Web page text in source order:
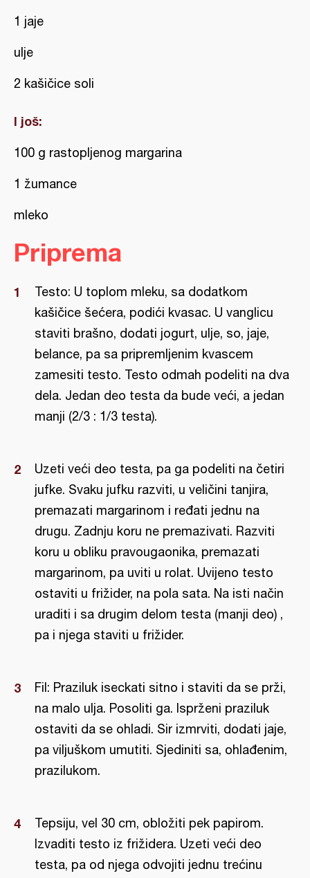
1 jaje
ulje
2 kašičice soli
I još:
100 g rastopljenog margarina
1 žumance
mleko
Priprema
Testo: U toplom mleku, sa dodatkom
kašičice šećera, podići kvasac. U vanglicu
staviti brašno, dodati jogurt, ulje, so, jaje,
belance, pa sa pripremljenim kvascem
zamesiti testo. Testo odmah podeliti na dva
dela. Jedan deo testa da bude veći, a jedan
manji (2/3 : 1/3 testa).
Uzeti veći deo testa, pa ga podeliti na četiri
jufke. Svaku jufku razviti, u veličini tanjira,
premazati margarinom i ređati jednu na
drugu. Zadnju koru ne premazivati. Razviti
koru u obliku pravougaonika, premazati
margarinom, pa uviti u rolat. Uvijeno testo
ostaviti u frižider, na pola sata. Na isti način
uraditi i sa drugim delom testa (manji deo) ,
pa i njega staviti u frižider.
Fil: Praziluk iseckati sitno i staviti da se prži,
na malo ulja. Posoliti ga. Isprženi praziluk
ostaviti da se ohladi. Sir izmrviti, dodati jaje,
pa viljuškom umutiti. Sjediniti sa, ohlađenim,
prazilukom.
Tepsiju, vel 30 cm, obložiti pek papirom.
Izvaditi testo iz frižidera. Uzeti veći deo
testa, pa od njega odvojiti jednu trećinu